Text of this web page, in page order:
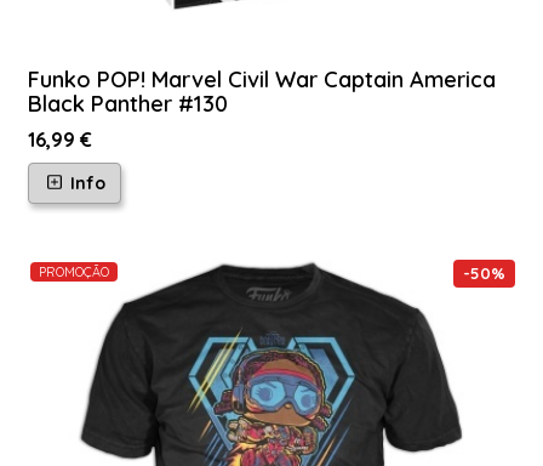
Funko POP! Marvel Civil War Captain America
Black Panther #130
16,99 €
Info
-50%
PROMOÇÃO